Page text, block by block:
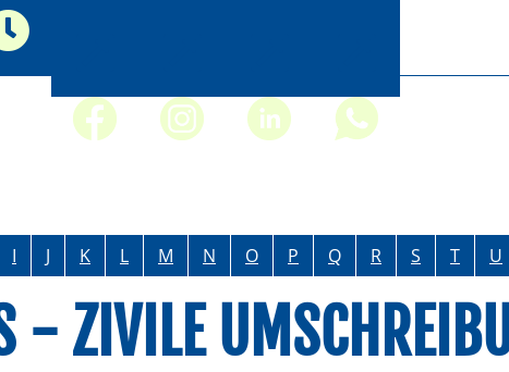
I J K L M N O P Q R S T U
- ZIVILE